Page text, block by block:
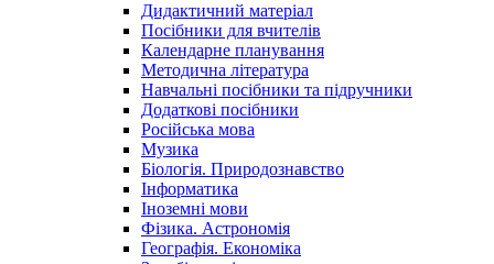
Дидактичний матеріал
Посібники для вчителів
Календарне планування
Методична література
Навчальні посібники та підручники
Додаткові посібники
Російська мова
Музика
Біологія. Природознавство
Інформатика
Іноземні мови
Фізика. Астрономія
Географія. Економіка